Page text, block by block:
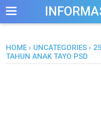
-->
HOME › UNCATEGORIES ›
TAHUN ANAK TAYO PSD